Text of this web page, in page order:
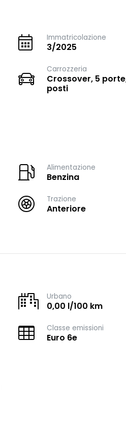
Immatricolazione
3/2025
Carrozzeria
Crossover, 5
posti
Alimentazione
Benzina
Trazione
Anteriore
Urbano
0,00 l/100 km
Classe emissioni
Euro 6e